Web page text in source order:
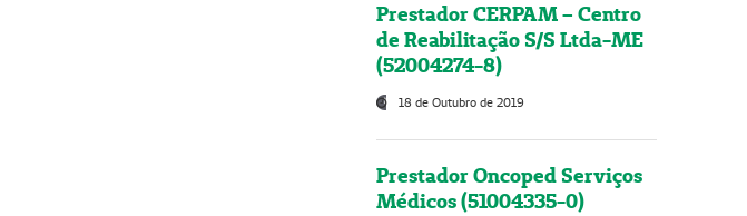
Prestador CERPAM – Centro
de Reabilitação S/S Ltda-ME
(52004274-8)
18 de Outubro de 2019
Prestador Oncoped Serviços
Médicos (51004335-0)